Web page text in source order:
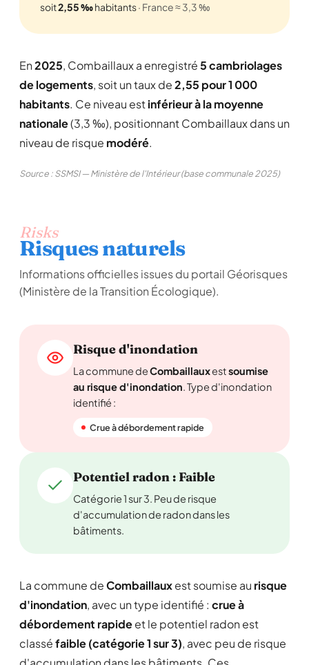
soit2,55 ‰habitants· France ≈ 3,3 ‰
En2025, Combaillaux a enregistré5 cambriolages
de logements, soit un taux de2,55 pour 1 000
habitants. Ce niveau estinférieur à la moyenne
nationale(3,3 ‰), positionnant Combaillaux dans un
niveau de risque modéré.
Source : SSMSI — Ministère de l'Intérieur (base communale 2025)
Risks
Risques naturels
Informations officielles issues du portail Géorisques
(Ministère de la Transition Écologique).
Risque d'inondation
La commune deCombaillauxestsoumise
au risque d'inondation. Type d'inondation
identifié :
Crue à débordement rapide
Potentiel radon : Faible
Catégorie 1 sur 3. Peu de risque
d'accumulation de radon dans les
bâtiments.
La commune deCombaillauxest soumise au risque
d'inondation, avec un type identifié : crue à
débordement rapideet le potentiel radon est
classéfaible (catégorie 1 sur 3), avec peu de risque